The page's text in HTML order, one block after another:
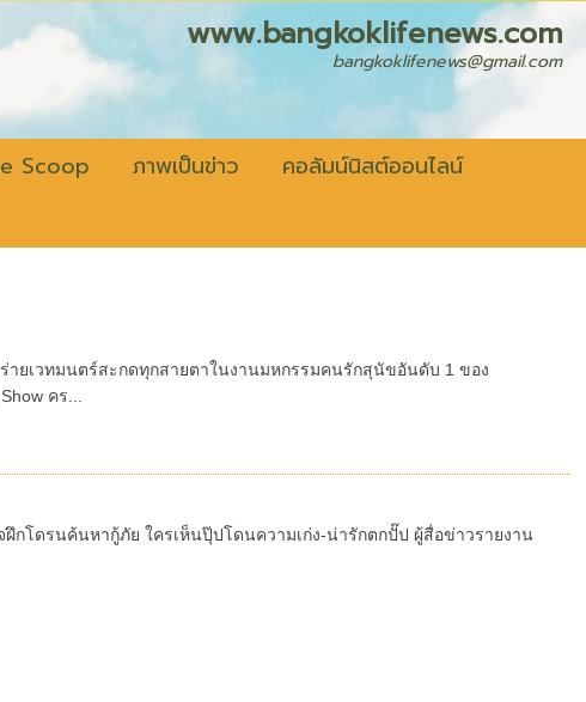
bangkoklifenews@gmail.com
Scoop ภาพเป็นข่าว
คอลัมน์นิสต์ออนไลน์
ายเวทมนตร์สะกดทุกสายตาในงานมหกรรมคนรักสุนัขอันดับ 1 ของ
คร...
โดรนค้นหากู้ภัย ใครเห็นปุ๊ปโดนความเก่ง-น่ารักตกปั๊ป ผู้สื่อข่าวรายงาน